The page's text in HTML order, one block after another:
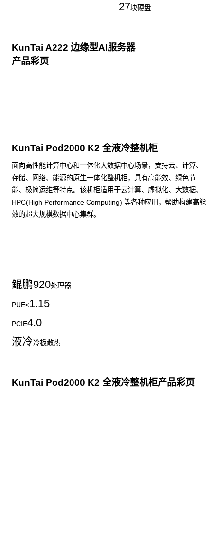
27块硬盘
KunTai A222 边缘型AI服务器
产品彩页
KunTai Pod2000 K2 全液冷整机柜
面向高性能计算中心和一体化大数据中心场景，支持云、计算、
存储、网络、能源的原生一体化整机柜，具有高能效、绿色节
能、极简运维等特点。该机柜适用于云计算、虚拟化、大数据、
HPC(High Performance Computing) 等各种应用，帮助构建高能
效的超大规模数据中心集群。
鲲鹏920处理器
PUE<1.15
PCIE4.0
液冷冷板散热
KunTai Pod2000 K2 全液冷整机柜产品彩页